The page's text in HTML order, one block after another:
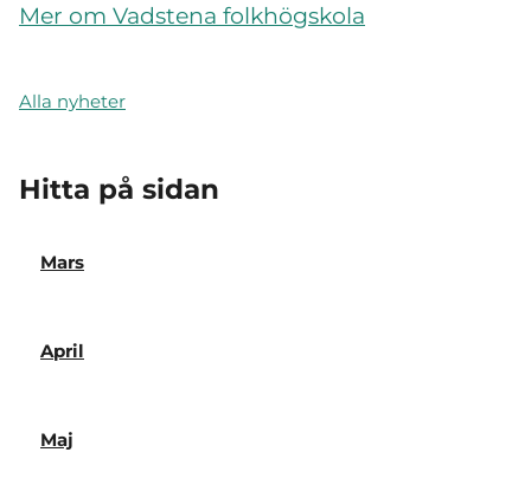
Mer om Vadstena folkhögskola
Alla nyheter
Hitta på sidan
Mars
April
Maj